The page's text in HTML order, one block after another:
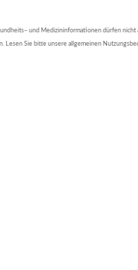
und Medizininformationen dürfen nicht
Lesen Sie bitte unsere allgemeinen